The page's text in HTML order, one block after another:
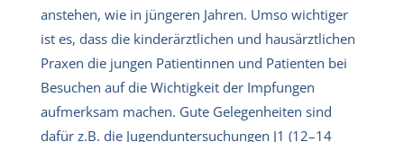
anstehen, wie in jüngeren Jahren. Umso wichtiger
ist es, dass die kinderärztlichen und hausärztlichen
Praxen die jungen Patientinnen und Patienten bei
Besuchen auf die Wichtigkeit der Impfungen
aufmerksam machen. Gute Gelegenheiten sind
dafür z.B. die Jugenduntersuchungen J1 (12–14